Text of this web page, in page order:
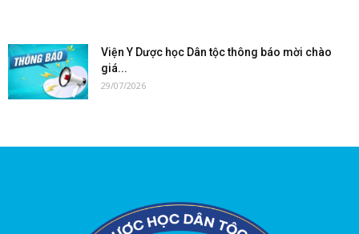
Viện Y Dược học Dân tộc thông báo mời chào
giá...
29/07/2026